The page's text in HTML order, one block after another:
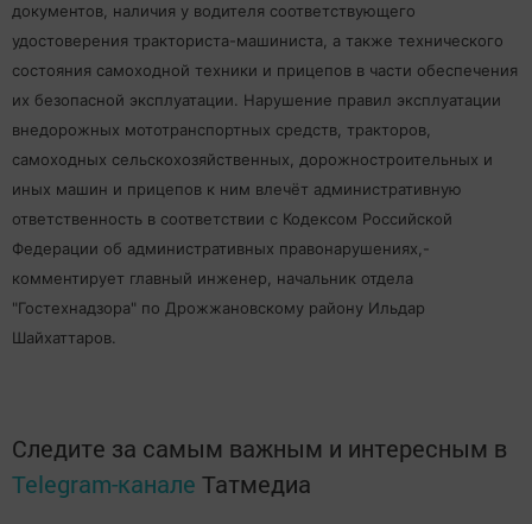
документов, наличия у водителя соответствующего
удостоверения тракториста-машиниста, а также технического
состояния самоходной техники и прицепов в части обеспечения
их безопасной эксплуатации. Нарушение правил эксплуатации
внедорожных мототранспортных средств, тракторов,
самоходных сельскохозяйственных, дорожностроительных и
иных машин и прицепов к ним влечёт административную
ответственность в соответствии с Кодексом Российской
Федерации об административных правонарушениях,-
комментирует главный инженер, начальник отдела
"Гостехнадзора" по Дрожжановскому району Ильдар
Шайхаттаров.
Следите за самым важным и интересным в
Telegram-канале Татмедиа